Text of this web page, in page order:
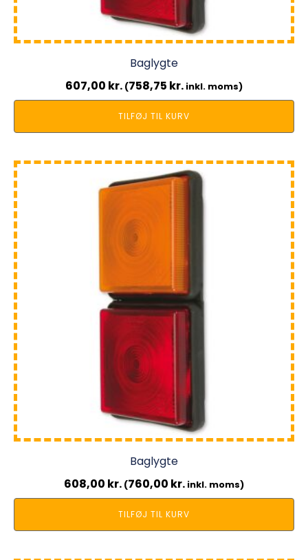
Baglygte
607,00 kr. (758,75 kr. inkl. moms)
TILFØJ TIL KURV
Baglygte
608,00 kr. (760,00 kr. inkl. moms)
TILFØJ TIL KURV